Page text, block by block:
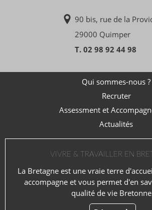
90 bis, rue de la
29000 Quimper
T. 02 98 92 44 98
Qui sommes-nous ?
Recruter
Assessment et
Actualités
VIVRE & TRAVAILLER EN
La Bretagne est une vraie terre
accompagne et vous permet d'en
qualité de vie